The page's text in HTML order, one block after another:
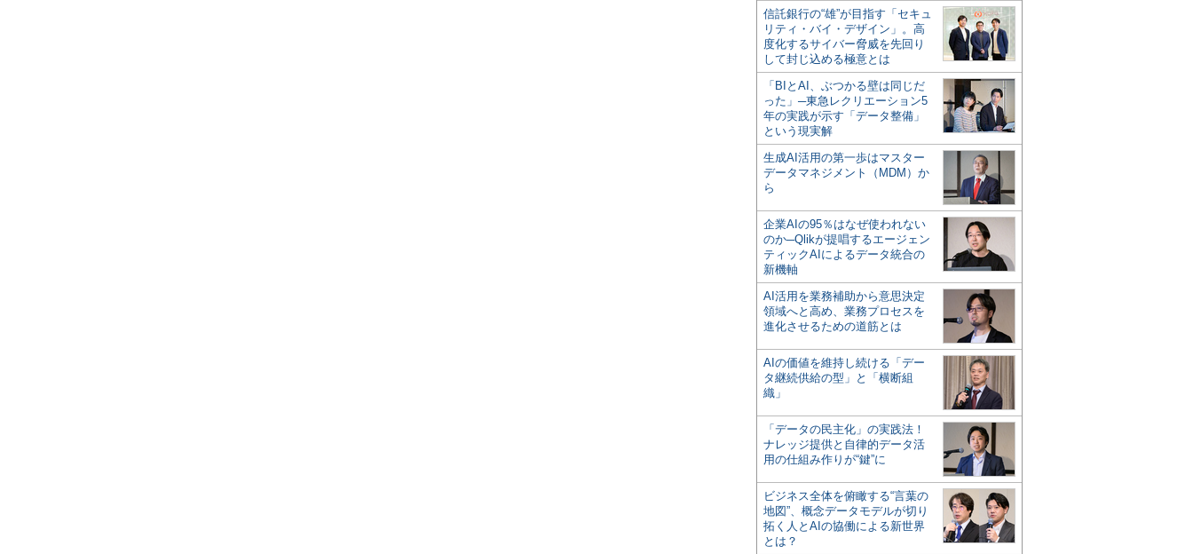
信託銀行の“雄”が目指す「セキュ
リティ・バイ・デザイン」。高
度化するサイバー脅威を先回り
して封じ込める極意とは
「BIとAI、ぶつかる壁は同じだ
った」─東急レクリエーション5
年の実践が示す「データ整備」
という現実解
生成AI活用の第一歩はマスター
データマネジメント（MDM）か
ら
企業AIの95％はなぜ使われない
のか─Qlikが提唱するエージェン
ティックAIによるデータ統合の
新機軸
AI活用を業務補助から意思決定
領域へと高め、業務プロセスを
進化させるための道筋とは
AIの価値を維持し続ける「デー
タ継続供給の型」と「横断組
織」
「データの民主化」の実践法！
ナレッジ提供と自律的データ活
用の仕組み作りが“鍵”に
ビジネス全体を俯瞰する“言葉の
地図”、概念データモデルが切り
拓く人とAIの協働による新世界
とは？